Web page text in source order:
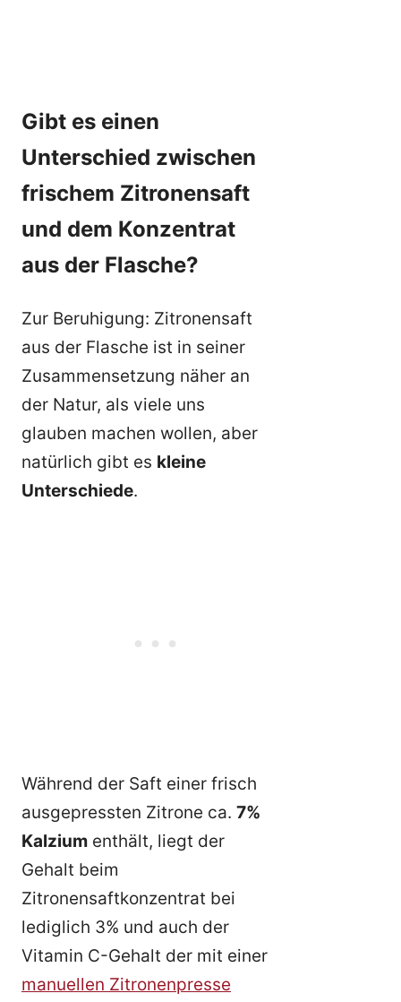
Gibt es einen
Unterschied zwischen
frischem Zitronensaft
und dem Konzentrat
aus der Flasche?
Zur Beruhigung: Zitronensaft
aus der Flasche ist in seiner
Zusammensetzung näher an
der Natur, als viele uns
glauben machen wollen, aber
natürlich gibt es kleine
Unterschiede.
Während der Saft einer frisch
ausgepressten Zitrone ca. 7%
Kalzium enthält, liegt der
Gehalt beim
Zitronensaftkonzentrat bei
lediglich 3% und auch der
Vitamin C-Gehalt der mit einer
manuellen Zitronenpresse